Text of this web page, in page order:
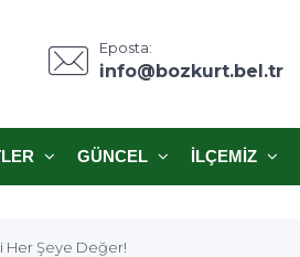
Eposta:
info@bozkurt.bel.tr
GÜNCEL İLÇEMIZ
Her Şeye Değer!